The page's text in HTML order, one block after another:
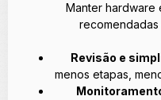
Manter hardware
recomendadas
Revisão e
menos etapas,